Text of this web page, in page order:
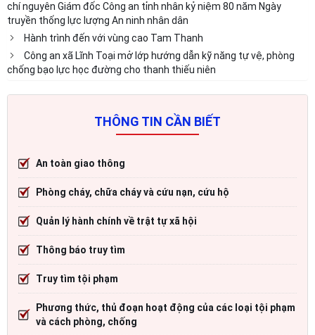
chí nguyên Giám đốc Công an tỉnh nhân kỷ niệm 80 năm Ngày
truyền thống lực lượng An ninh nhân dân
Hành trình đến với vùng cao Tam Thanh
Công an xã Lĩnh Toại mở lớp hướng dẫn kỹ năng tự vệ, phòng
chống bạo lực học đường cho thanh thiếu niên
THÔNG TIN CẦN BIẾT
An toàn giao thông
Phòng cháy, chữa cháy và cứu nạn, cứu hộ
Quản lý hành chính về trật tự xã hội
Thông báo truy tìm
Truy tìm tội phạm
Phương thức, thủ đoạn hoạt động của các loại tội phạm
và cách phòng, chống